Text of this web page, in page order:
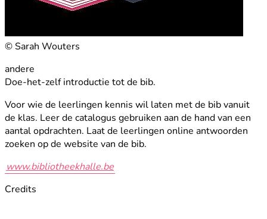
© Sarah Wouters
andere
Doe-het-zelf introductie tot de bib.
Voor wie de leerlingen kennis wil laten met de bib vanuit
de klas. Leer de catalogus gebruiken aan de hand van een
aantal opdrachten. Laat de leerlingen online antwoorden
zoeken op de website van de bib.
www.bibliotheekhalle.be
Credits